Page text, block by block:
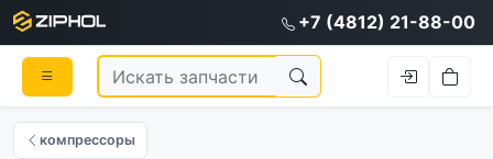
+7 (4812) 21-88-00
компрессоры